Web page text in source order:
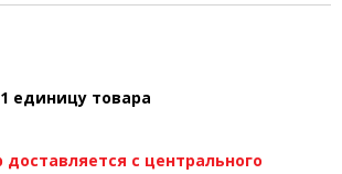
единицу товара
с центрального